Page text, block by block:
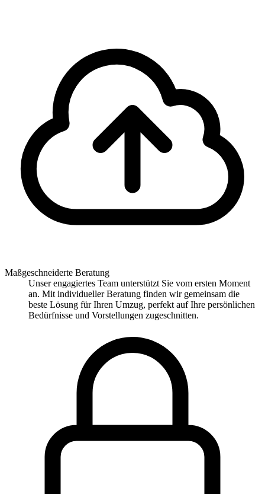
Maßgeschneiderte Beratung
Unser engagiertes Team unterstützt Sie vom ersten Moment
an. Mit individueller Beratung finden wir gemeinsam die
beste Lösung für Ihren Umzug, perfekt auf Ihre persönlichen
Bedürfnisse und Vorstellungen zugeschnitten.